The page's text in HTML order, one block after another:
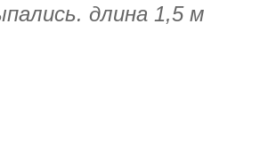
длина 1,5 м